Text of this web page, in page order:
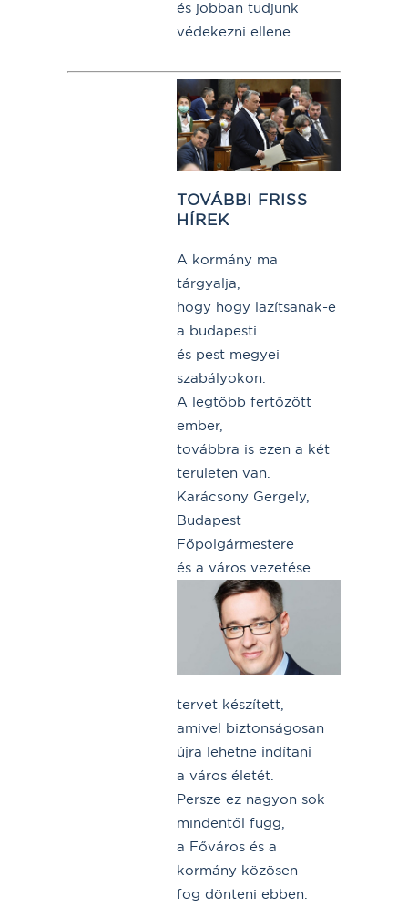
és jobban tudjunk
védekezni ellene.
TOVÁBBI FRISS
HÍREK
A kormány ma
tárgyalja,
hogy hogy lazítsanak-e
a budapesti
és pest megyei
szabályokon.
A legtöbb fertőzött
ember,
továbbra is ezen a két
területen van.
Karácsony Gergely,
Budapest
Főpolgármestere
és a város vezetése
tervet készített,
amivel biztonságosan
újra lehetne indítani
a város életét.
Persze ez nagyon sok
mindentől függ,
a Főváros és a
kormány közösen
fog dönteni ebben.